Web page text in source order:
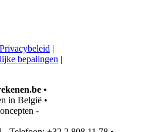
Privacybeleid |
bepalingen |
•
in België •
-